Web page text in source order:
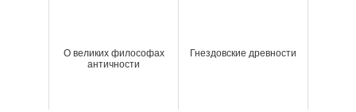
О великих философах
античности
Гнездовские древности